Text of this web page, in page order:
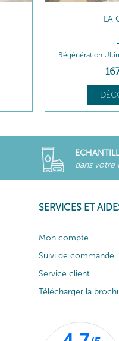
LA
Régénération
167
dans votre
SERVICES ET
Mon compte
Suivi de commande
Service client
Télécharger la